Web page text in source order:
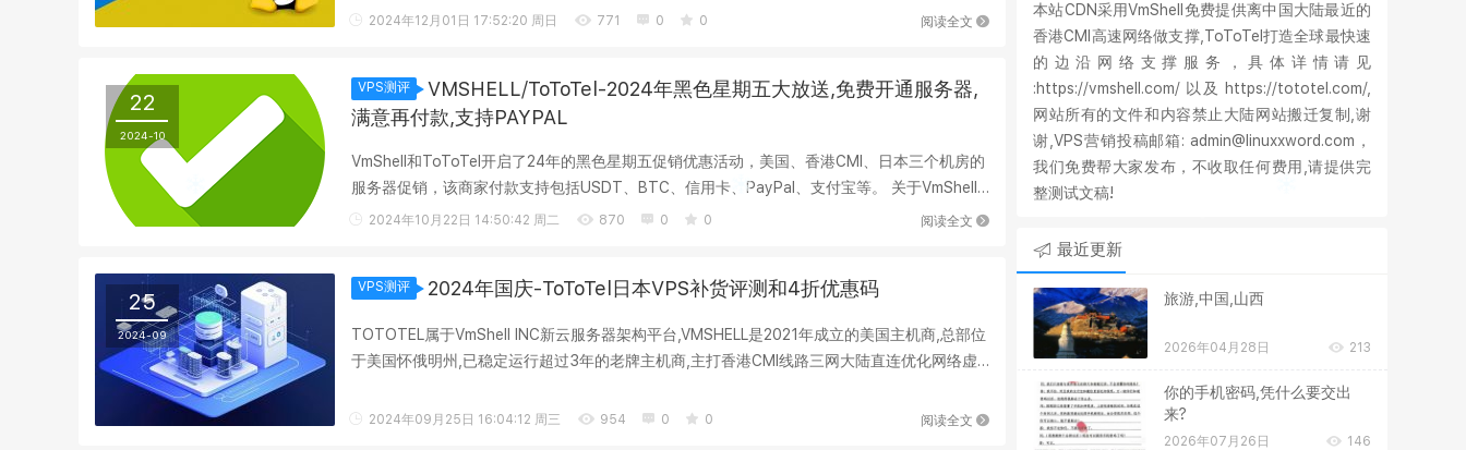
阅读全文
2024年12月01日 17:52:20 周日 771 0 0
22
2024-10
VPS测评
VMSHELL/ToToTel-2024年黑色星期五大放送,免费开通服务器,
满意再付款,支持PAYPAL
VmShell和ToToTel开启了24年的黑色星期五促销优惠活动，美国、香港CMI、日本三个机房的
服务器促销，该商家付款支持包括USDT、BTC、信用卡、PayPal、支付宝等。 关于VmShell
INC ,VmShell提供香港CMI线...
阅读全文
2024年10月22日 14:50:42 周二 870 0 0
25
2024-09
VPS测评 2024年国庆-ToToTel日本VPS补货评测和4折优惠码
TOTOTEL属于VmShell INC新云服务器架构平台,VMSHELL是2021年成立的美国主机商,总部位
于美国怀俄明州,已稳定运行超过3年的老牌主机商,主打香港CMI线路三网大陆直连优化网络虚
阅读全文
2024年09月25日 16:04:12 周三 954 0 0
本站CDN采用VmShell免费提供离中国大陆最近的
香港CMI高速网络做支撑,ToToTel打造全球最快速
的边沿网络支撑服务，具体详情请见
:https://vmshell.com/ 以及 https://tototel.com/,
网站所有的文件和内容禁止大陆网站搬迁复制,谢
谢,VPS营销投稿邮箱: admin@linuxxword.com，
我们免费帮大家发布，不收取任何费用,请提供完
整测试文稿!
最近更新
旅游,中国,山西
2026年04月28日 213
你的手机密码,凭什么要交出
来?
2026年07月26日 146